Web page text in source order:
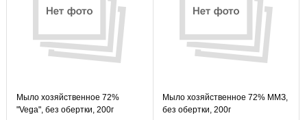
Мыло хозяйственное 72%
"Vega", без обертки, 200г
Мыло хозяйственное 72% ММЗ,
без обертки, 200г